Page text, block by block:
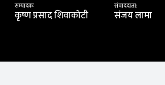
सम्पादकः
कृष्ण प्रसाद शिवाकाेटी
संवाददाता:
संजय लामा